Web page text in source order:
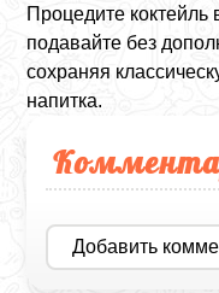
Процедите
подавайте без
сохраняя
напитка.
Добавить